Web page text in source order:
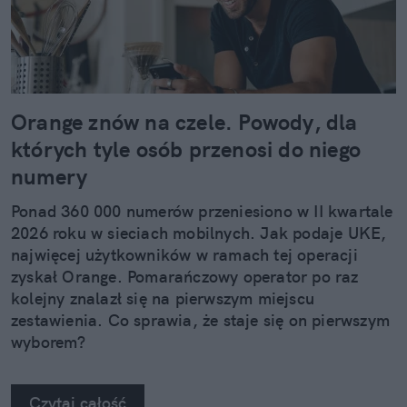
Orange znów na czele. Powody, dla
których tyle osób przenosi do niego
numery
Ponad 360 000 numerów przeniesiono w II kwartale
2026 roku w sieciach mobilnych. Jak podaje UKE,
najwięcej użytkowników w ramach tej operacji
zyskał Orange. Pomarańczowy operator po raz
kolejny znalazł się na pierwszym miejscu
zestawienia. Co sprawia, że staje się on pierwszym
wyborem?
Czytaj całość